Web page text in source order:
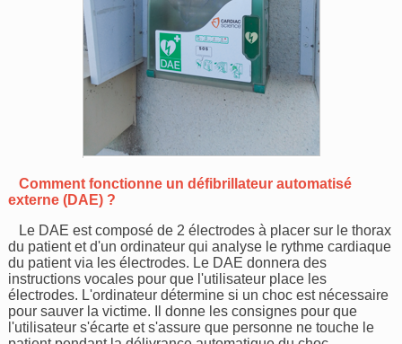
Comment fonctionne un défibrillateur automatisé
externe (DAE) ?
Le DAE est composé de 2 électrodes à placer sur le thorax
du patient et d'un ordinateur qui analyse le rythme cardiaque
du patient via les électrodes. Le DAE donnera des
instructions vocales pour que l'utilisateur place les
électrodes. L'ordinateur détermine si un choc est nécessaire
pour sauver la victime. Il donne les consignes pour que
l'utilisateur s'écarte et s'assure que personne ne touche le